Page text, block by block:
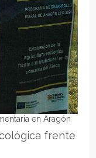
en Aragón
frente